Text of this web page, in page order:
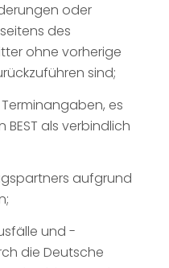
oder
des
ohne vorherige
sind;
es
als verbindlich
aufgrund
und -
die Deutsche